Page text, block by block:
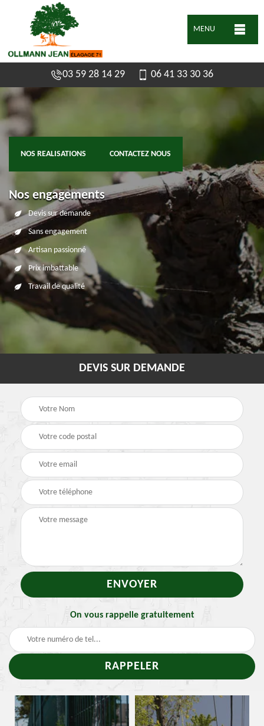
MENU
03 59 28 14 29 06 41 33 30 36
NOS REALISATIONS CONTACTEZ NOUS
Nos engagements
Devis sur demande
Sans engagement
Artisan passionné
Prix imbattable
Travail de qualité
DEVIS SUR DEMANDE
On vous rappelle gratuitement